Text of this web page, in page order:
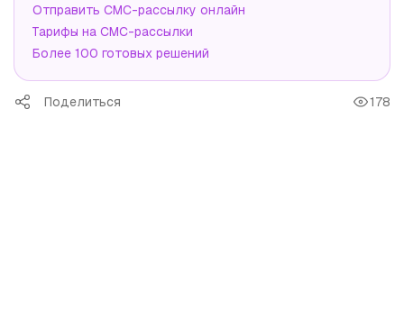
Отправить СМС-рассылку онлайн
Тарифы на СМС-рассылки
Более 100 готовых решений
Поделиться 178